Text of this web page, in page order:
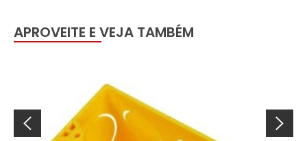
APROVEITE E VEJA TAMBÉM